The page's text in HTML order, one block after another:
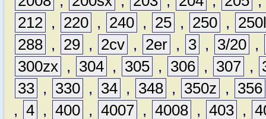
212 , 220 , 240 , 25 , 250 ,
288 , 29 , 2cv , 2er , 3 , 3/20 ,
300zx , 304 , 305 , 306 , 307 ,
33 , 330 , 34 , 348 , 350z ,
356
, 4 , 400 , 4007 , 4008 , 403 ,